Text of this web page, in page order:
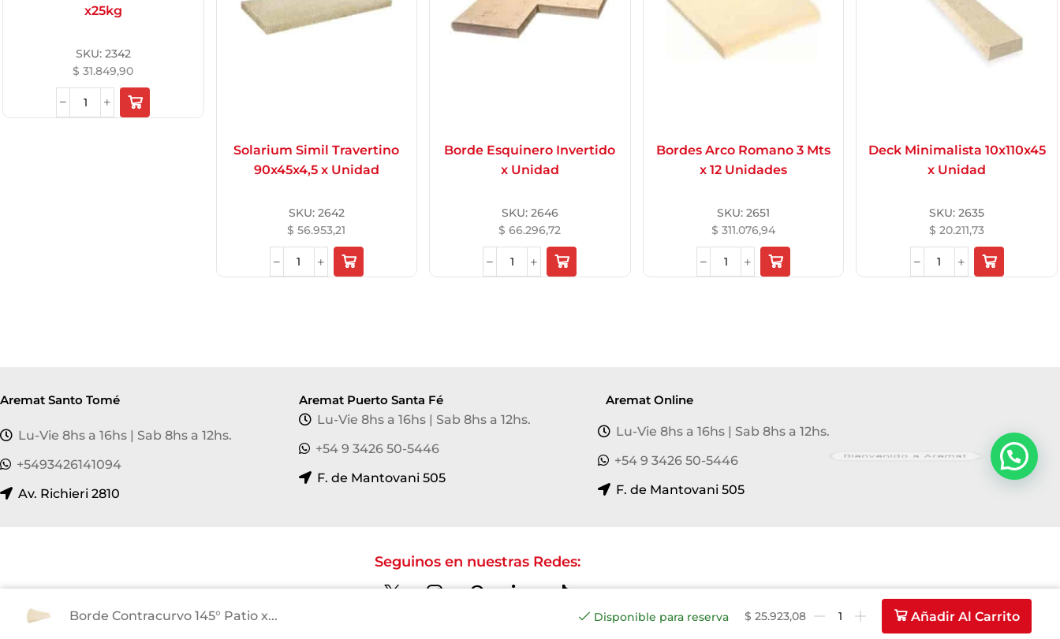
x25kg
SKU: 2342
$ 31.849,90
Solarium Simil Travertino
90x45x4,5 x Unidad
SKU: 2642
$ 56.953,21
Borde Esquinero Invertido
x Unidad
SKU: 2646
$ 66.296,72
Bordes Arco Romano 3 Mts
x 12 Unidades
SKU:2651
$ 311.076,94
Deck Minimalista 10x110x45
x Unidad
SKU:2635
$ 20.211,73
Aremat Santo Tomé
Lu-Vie 8hs a 16hs | Sab 8hs a 12hs.
+5493426141094
Av. Richieri 2810
Aremat Puerto Santa Fé
Lu-Vie 8hs a 16hs | Sab 8hs a 12hs.
+54 9 3426 50-5446
F. de Mantovani 505
Aremat Online
Lu-Vie 8hs a 16hs | Sab 8hs a 12hs.
+54 9 3426 50-5446
F. de Mantovani 505
Seguinos en nuestras Redes:
Borde Contracurvo 145° Patio x... $ 25.923,08
Disponible para reserva Añadir Al Carrito
Bienvenido a Aremat